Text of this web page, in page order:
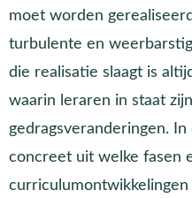
moet worden
turbulente en
die realisatie slaagt is
waarin leraren in staat
gedragsveranderingen. In
concreet uit welke fasen